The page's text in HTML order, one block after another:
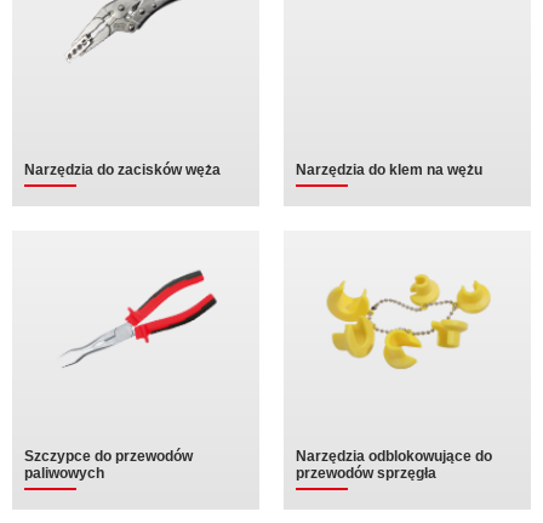
Narzędzia do zacisków węża Narzędzia do klem na wężu
Szczypce do przewodów
paliwowych
Narzędzia odblokowujące do
przewodów sprzęgła